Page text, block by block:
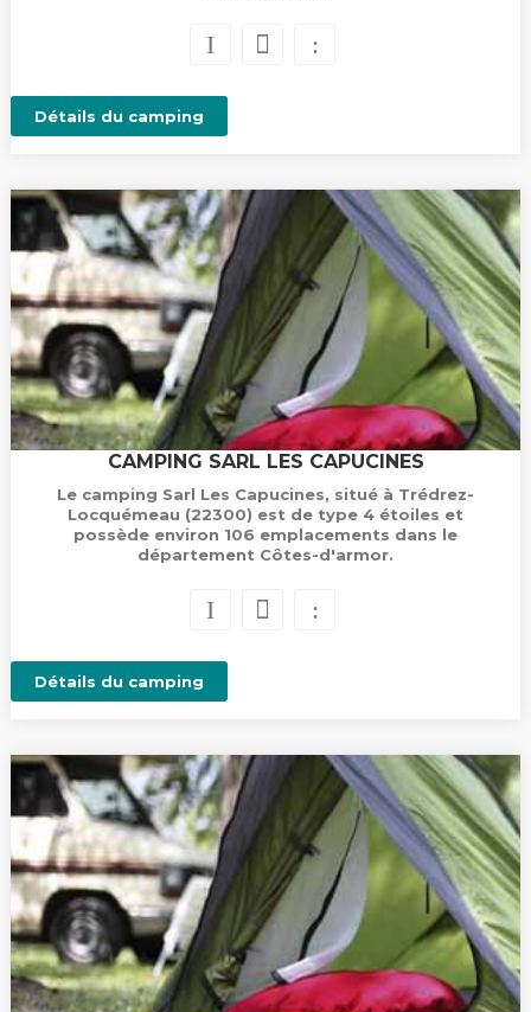
Détails du camping
CAMPING SARL LES CAPUCINES
Le camping Sarl Les Capucines, situé à Trédrez-
Locquémeau (22300) est de type 4 étoiles et
possède environ 106 emplacements dans le
département Côtes-d'armor.
Détails du camping